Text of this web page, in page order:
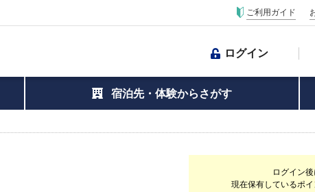
ご利用ガイド
ログイン
宿泊先・体験からさがす
ログイン
現在保有しているポ